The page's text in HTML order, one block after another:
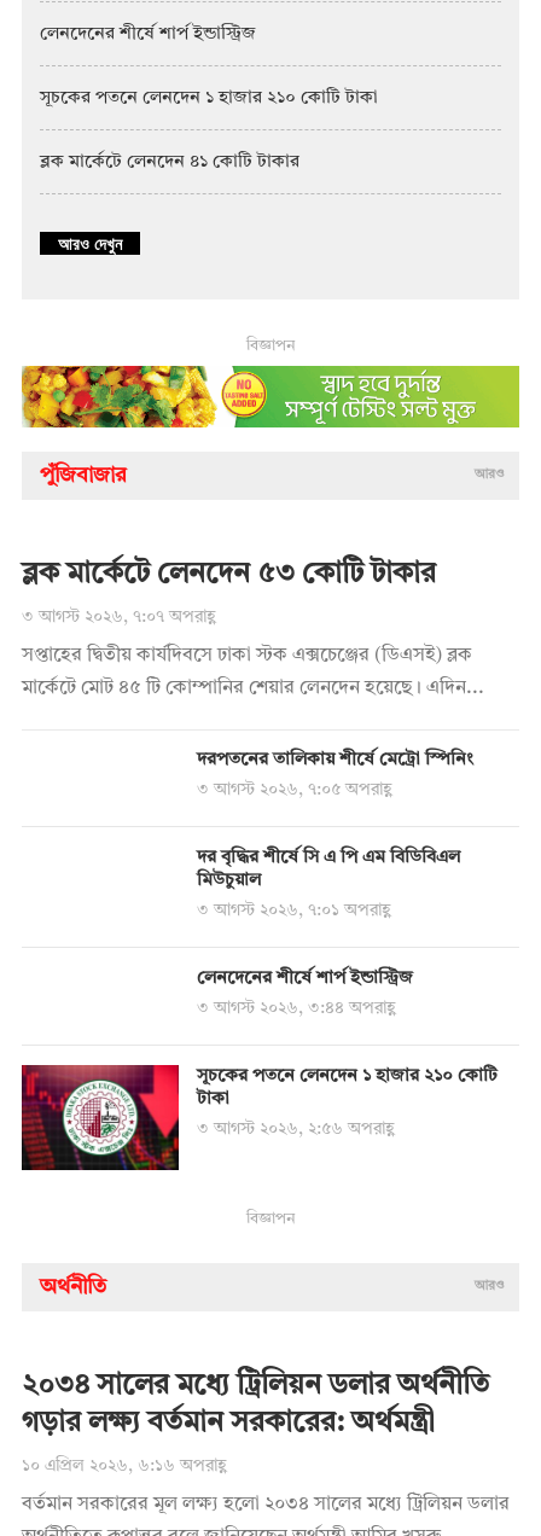
লেনদেনের শীর্ষে শার্প ইন্ডাস্ট্রিজ
সূচকের পতনে লেনদেন ১ হাজার ২১০ কোটি টাকা
ব্লক মার্কেটে লেনদেন ৪১ কোটি টাকার
আরও দেখুন
বিজ্ঞাপন
পুঁজিবাজার আরও
ব্লক মার্কেটে লেনদেন ৫৩ কোটি টাকার
৩ আগস্ট ২০২৬, ৭:০৭ অপরাহ্ণ
সপ্তাহের দ্বিতীয় কার্যদিবসে ঢাকা স্টক এক্সচেঞ্জের (ডিএসই) ব্লক
মার্কেটে মোট ৪৫ টি কোম্পানির শেয়ার লেনদেন হয়েছে। এদিন...
দরপতনের তালিকায় শীর্ষে মেট্রো স্পিনিং
৩ আগস্ট ২০২৬, ৭:০৫ অপরাহ্ণ
দর বৃদ্ধির শীর্ষে সি এ পি এম বিডিবিএল
মিউচুয়াল
৩ আগস্ট ২০২৬, ৭:০১ অপরাহ্ণ
লেনদেনের শীর্ষে শার্প ইন্ডাস্ট্রিজ
৩ আগস্ট ২০২৬, ৩:৪৪ অপরাহ্ণ
সূচকের পতনে লেনদেন ১ হাজার ২১০ কোটি
টাকা
৩ আগস্ট ২০২৬, ২:৫৬ অপরাহ্ণ
বিজ্ঞাপন
অর্থনীতি আরও
২০৩৪ সালের মধ্যে ট্রিলিয়ন ডলার অর্থনীতি
গড়ার লক্ষ্য বর্তমান সরকারের: অর্থমন্ত্রী
১০ এপ্রিল ২০২৬, ৬:১৬ অপরাহ্ণ
বর্তমান সরকারের মূল লক্ষ্য হলো ২০৩৪ সালের মধ্যে ট্রিলিয়ন ডলার